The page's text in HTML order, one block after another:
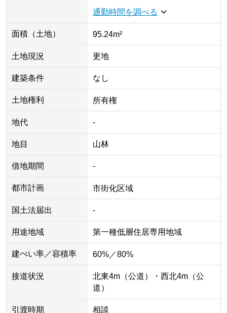
通勤時間を調べる
面積（土地） 95.24m²
土地現況 更地
建築条件 なし
土地権利 所有権
地代 -
地目 山林
借地期間 -
都市計画 市街化区域
国土法届出 -
用途地域 第一種低層住居専用地域
建ぺい率／容積率 60%／80%
接道状況
北東4m（公道）・西北4m（公
道）
引渡時期 相談